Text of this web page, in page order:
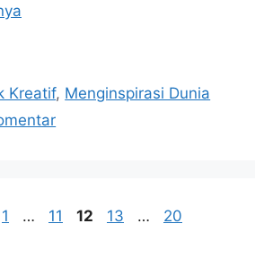
Kreatif, Menginspirasi Dunia
Halaman
1 … Halaman
11 Halaman
12 Halaman
13 … Halaman
20